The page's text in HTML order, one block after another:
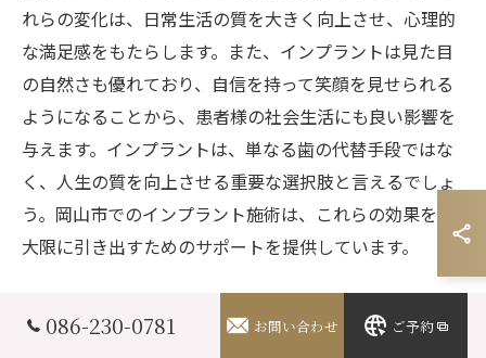
れらの変化は、日常生活の質を大きく向上させ、心理的
な満足感をもたらします。また、インプラントは見た目
の自然さも優れており、自信を持って笑顔を見せられる
ようになることから、患者様の社会生活にも良い影響を
与えます。インプラントは、単なる歯の代替手段ではな
く、人生の質を向上させる重要な選択肢と言えるでしょ
う。岡山市でのインプラント施術は、これらの効果を最
大限に引き出すためのサポートを提供しています。
岡山市でのインプラント施術不安
086-230-0781 お問い合わせ ご予約